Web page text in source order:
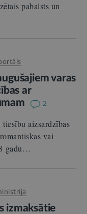
pabalsts un
varas
ar
2
aizsardzības
vai
gadu…
izmaksātie